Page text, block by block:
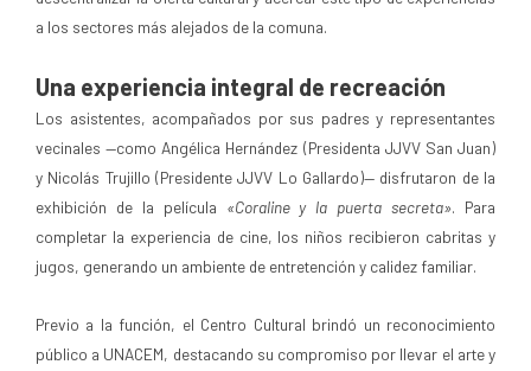
a los sectores más alejados de la comuna.
Una experiencia integral de recreación
Los asistentes, acompañados por sus padres y representantes
vecinales —como Angélica Hernández (Presidenta JJVV San Juan)
y Nicolás Trujillo (Presidente JJVV Lo Gallardo)— disfrutaron de la
exhibición de la película «Coraline y la puerta secreta». Para
completar la experiencia de cine, los niños recibieron cabritas y
jugos, generando un ambiente de entretención y calidez familiar.
Previo a la función, el Centro Cultural brindó un reconocimiento
público a UNACEM, destacando su compromiso por llevar el arte y